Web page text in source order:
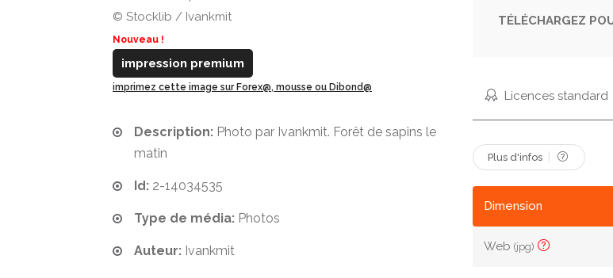
© Stocklib / Ivankmit
Nouveau !
impression premium
imprimez cette image sur Forex@, mousse ou Dibond@
Description: Photo par Ivankmit. Forêt de sapins le
matin
Id: 2-14034535
Type de média: Photos
Auteur: Ivankmit
TÉLÉCHARGEZ
Licences standard
Plus d'infos
Dimension
Web(jpg)